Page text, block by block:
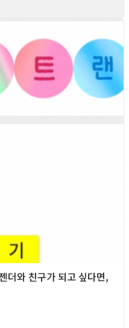
더와 친구가 되고 싶다면,